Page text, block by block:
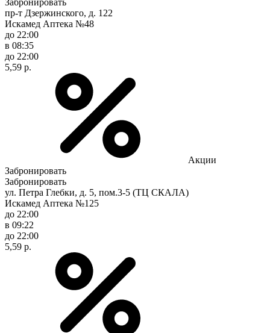
пр-т Дзержинского, д. 122
Искамед Аптека №48
до 22:00
в 08:35
до 22:00
5,59 р.
Акции
Забронировать
Забронировать
ул. Петра Глебки, д. 5, пом.3-5 (ТЦ СКАЛА)
Искамед Аптека №125
до 22:00
в 09:22
до 22:00
5,59 р.